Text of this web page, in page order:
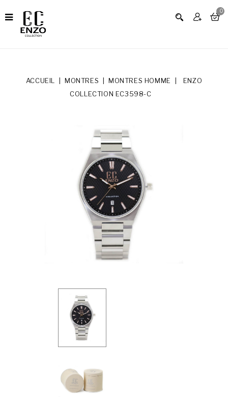
0
ACCUEIL MONTRES MONTRES HOMME
ENZO
COLLECTION EC3598-C